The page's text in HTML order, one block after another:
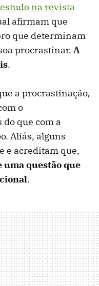
na revista
afirmam que
que determinam
procrastinar. A
.
a procrastinação,
o
que com a
Aliás, alguns
e acreditam que,
uma questão que
.